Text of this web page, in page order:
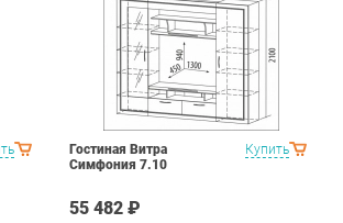
Купить
Гостиная Витра
Симфония 7.10
55 482 ₽